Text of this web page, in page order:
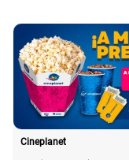
Cineplanet